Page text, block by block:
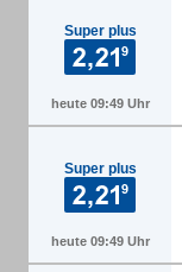
Super plus
heute 09:49 Uhr
Super plus
heute 09:49 Uhr